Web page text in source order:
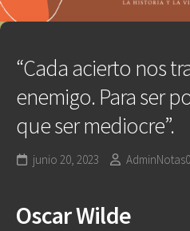
“Cada acierto nos
enemigo. Para ser
que ser mediocre”.
junio 20, 2023
Oscar Wilde